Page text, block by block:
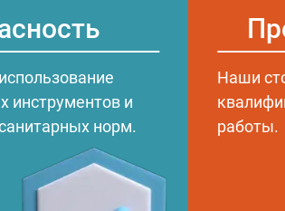
инструментов и
норм.
Наши
работы.